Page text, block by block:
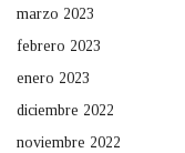
marzo 2023
febrero 2023
enero 2023
diciembre 2022
noviembre 2022